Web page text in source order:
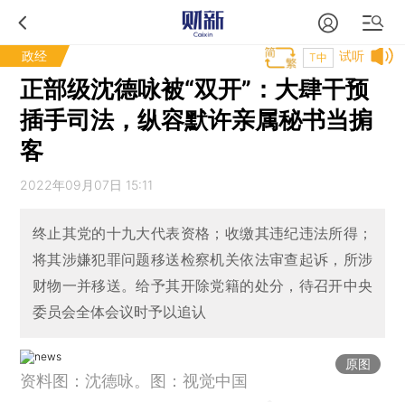
政经 试听
T中
正部级沈德咏被“双开”：大肆干预
插手司法，纵容默许亲属秘书当掮
客
2022年09月07日 15:11
终止其党的十九大代表资格；收缴其违纪违法所得；
将其涉嫌犯罪问题移送检察机关依法审查起诉，所涉
财物一并移送。给予其开除党籍的处分，待召开中央
委员会全体会议时予以追认
原图
资料图：沈德咏。图：视觉中国